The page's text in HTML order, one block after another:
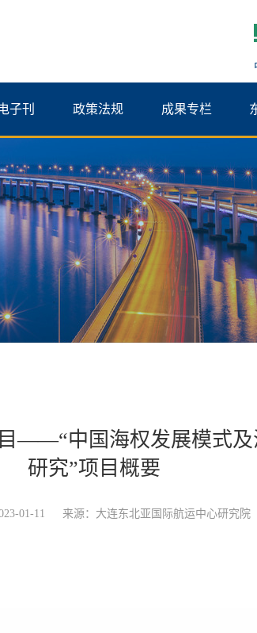
子刊 政策法规 成果专栏
——“中国海权发展模式
研究”项目概要
01-11 来源：大连东北亚国际航运中心研究院